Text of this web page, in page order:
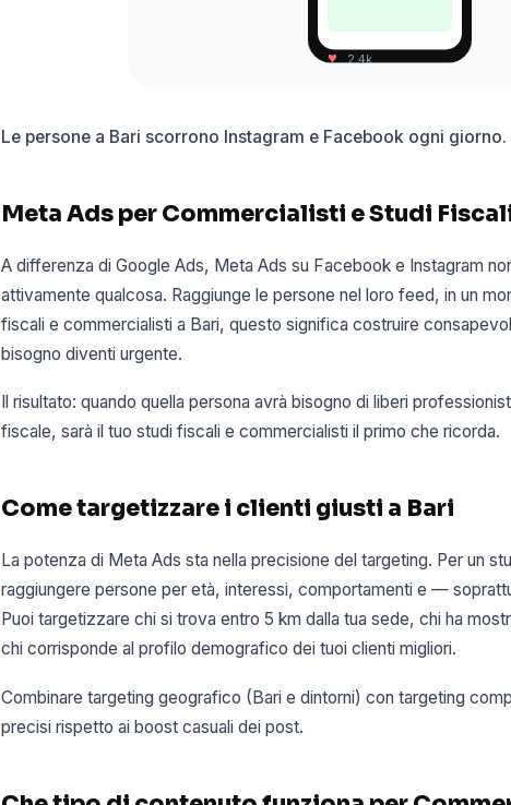
♥ 2.4k
Le persone a Bari scorrono Instagram e Facebook ogni giorno.
Meta Ads per Commercialisti e Studi
A differenza di Google Ads, Meta Ads su Facebook e Instagram
attivamente qualcosa. Raggiunge le persone nel loro feed, in un
fiscali e commercialisti a Bari, questo significa costruire
bisogno diventi urgente.
Il risultato: quando quella persona avrà bisogno di liberi
fiscale, sarà il tuo studi fiscali e commercialisti il primo che ricorda.
Come targetizzare i clienti giusti a Bari
La potenza di Meta Ads sta nella precisione del targeting. Per un
raggiungere persone per età, interessi, comportamenti e —
Puoi targetizzare chi si trova entro 5 km dalla tua sede, chi ha
chi corrisponde al profilo demografico dei tuoi clienti migliori.
Combinare targeting geografico (Bari e dintorni) con targeting
precisi rispetto ai boost casuali dei post.